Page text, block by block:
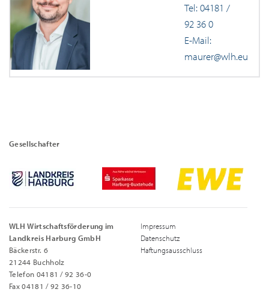
Tel: 04181 /
92 36 0
E-Mail:
maurer@wlh.eu
Gesellschafter
WLH Wirtschaftsförderung im
Landkreis Harburg GmbH
Bäckerstr. 6
21244 Buchholz
Telefon 04181 / 92 36-0
Fax 04181 / 92 36-10
Impressum
Datenschutz
Haftungsausschluss